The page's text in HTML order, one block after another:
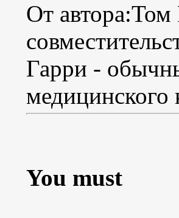
От автора:Том
Гарри -
медицинского
You must